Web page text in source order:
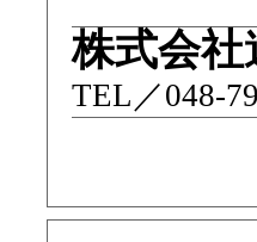
株式会社
TEL／ 048-